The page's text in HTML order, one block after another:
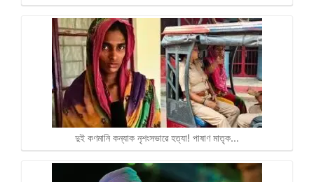
দুই কণমানি কন্যাক নৃশংসভাৱে হত্যা! পাষাণ মাতৃক…